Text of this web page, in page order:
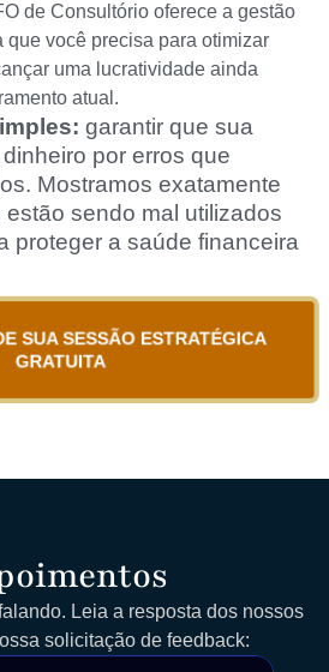
de Consultório oferece a gestão
que você precisa para otimizar
uma lucratividade ainda
atual.
garantir que sua
por erros que
Mostramos exatamente
sendo mal utilizados
proteger a saúde financeira
SUA SESSÃO ESTRATÉGICA
GRATUITA​
Leia a resposta dos nossos
solicitação de feedback: